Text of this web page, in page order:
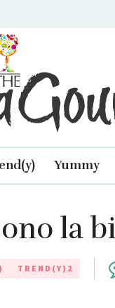
Yummy
la
TREND(Y)2